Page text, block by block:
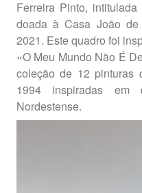
Ferreira Pinto,
doada à Casa João
2021. Este quadro foi
«O Meu Mundo Não É
coleção de 12 pinturas
1994 inspiradas em
Nordestense.